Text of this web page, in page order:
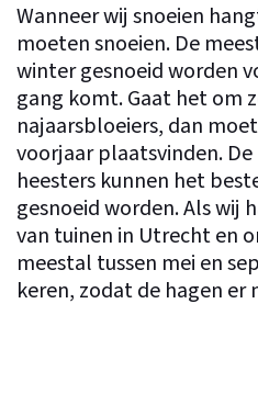
Wanneer wij snoeien
moeten snoeien. De
winter gesnoeid worden
gang komt. Gaat het om
najaarsbloeiers, dan
voorjaar plaatsvinden.
heesters kunnen het
gesnoeid worden. Als wij
van tuinen in Utrecht en
meestal tussen mei en
keren, zodat de hagen er